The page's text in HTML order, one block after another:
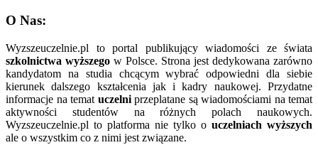
O Nas:
Wyzszeuczelnie.pl to portal publikujący wiadomości ze świata
szkolnictwa wyższego w Polsce. Strona jest dedykowana zarówno
kandydatom na studia chcącym wybrać odpowiedni dla siebie
kierunek dalszego kształcenia jak i kadry naukowej. Przydatne
informacje na temat uczelniprzeplatane są wiadomościami na temat
aktywności studentów na różnych polach naukowych.
Wyzszeuczelnie.pl to platforma nie tylko o uczelniach wyższych
ale o wszystkim co z nimi jest związane.